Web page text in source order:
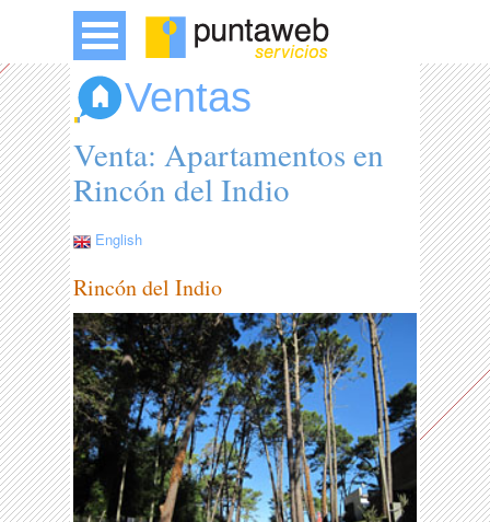
Ventas
Venta: Apartamentos en
Rincón del Indio
English
Rincón del Indio